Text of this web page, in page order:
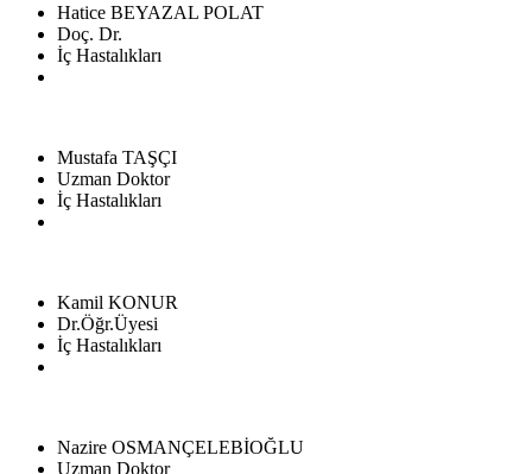
Hatice BEYAZAL POLAT
Doç. Dr.
İç Hastalıkları
Mustafa TAŞÇI
Uzman Doktor
İç Hastalıkları
Kamil KONUR
Dr.Öğr.Üyesi
İç Hastalıkları
Nazire OSMANÇELEBİOĞLU
Uzman Doktor